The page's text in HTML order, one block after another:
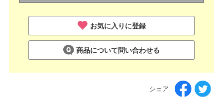
お気に入りに登録
商品について問い合わせる
シェア